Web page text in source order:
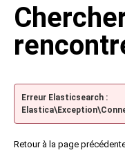
Erreur Elasticsearch :
Retour à la page